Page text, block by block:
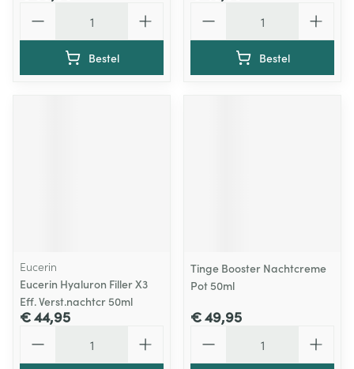
Bestel Bestel
Eucerin
Eucerin Hyaluron Filler X3
Eff. Verst.nachtcr 50ml
€ 44,95
Tinge Booster Nachtcreme
Pot 50ml
€ 49,95